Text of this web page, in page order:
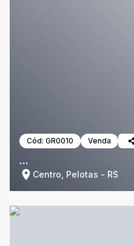
Cód: GR0010 Venda
...
Centro, Pelotas - RS